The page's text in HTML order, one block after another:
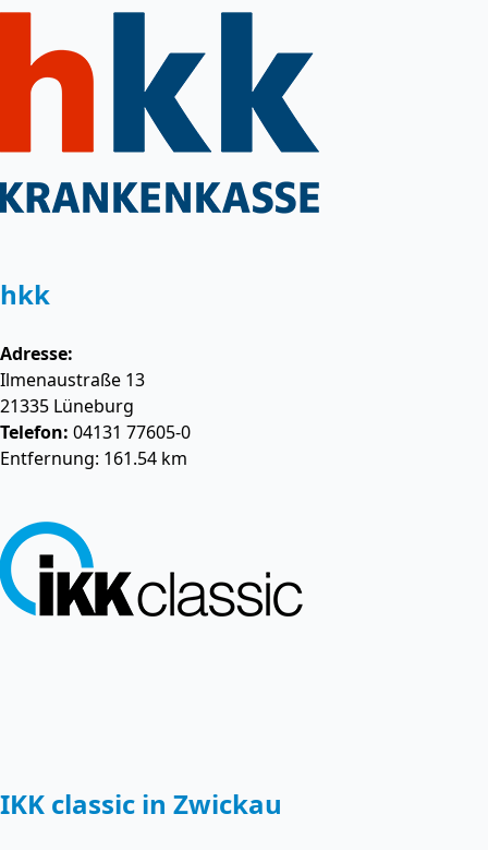
hkk
Adresse:
Ilmenaustraße 13
21335 Lüneburg
Telefon: 04131 77605-0
Entfernung: 161.54 km
IKK classic in Zwickau